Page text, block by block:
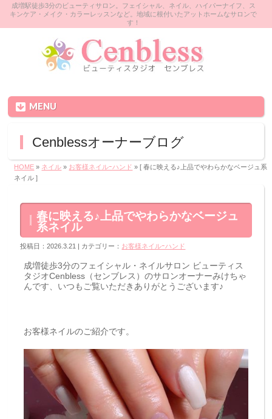
成増駅徒歩3分のビューティサロン。フェイシャル、ネイル、ハイパーナイフ、ス
キンケア・メイク・カラーレッスンなど。地域に根付いたアットホームなサロンで
す！
MENU
Cenblessオーナーブログ
HOME » ネイル » お客様ネイルｰハンド » [ 春に映える♪上品でやわらかなベージュ系
ネイル ]
春に映える♪上品でやわらかなベージュ
系ネイル
投稿日：2026.3.21 | カテゴリー： お客様ネイルｰハンド
成増徒歩3分のフェイシャル・ネイルサロン ビューティス
タジオCenbless（センブレス）のサロンオーナーみけちゃ
んです、いつもご覧いただきありがとうございます♪
お客様ネイルのご紹介です。